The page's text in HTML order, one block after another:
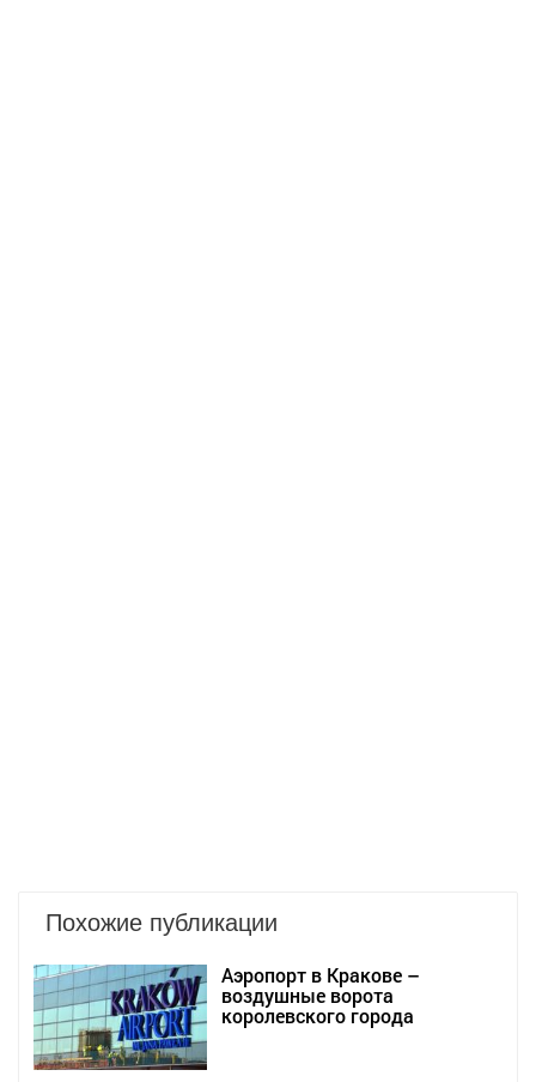
Похожие публикации
Аэропорт в Кракове –
воздушные ворота
королевского города